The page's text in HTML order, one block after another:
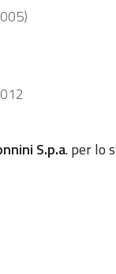
S.p.a. per lo